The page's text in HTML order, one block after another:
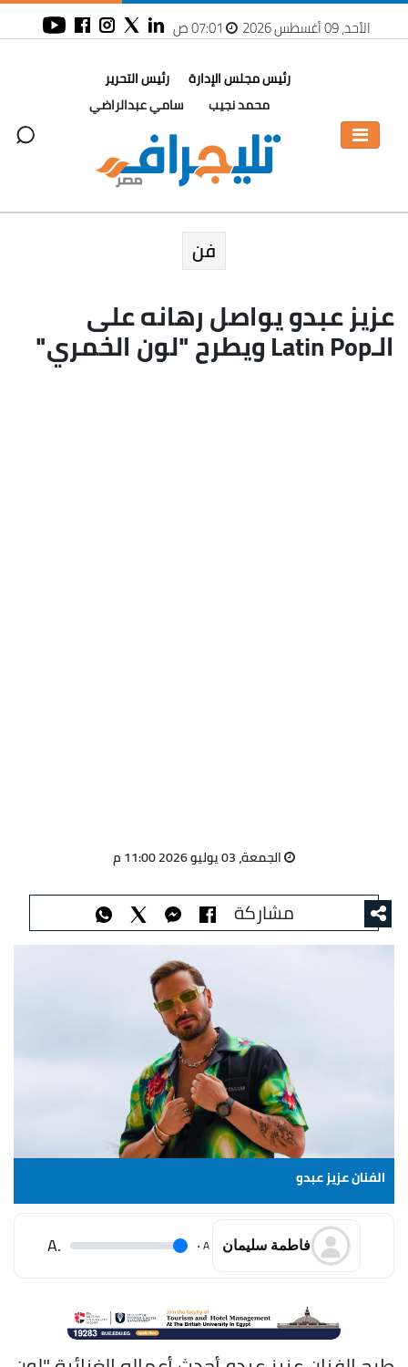
الأحد، 09 أغسطس 2026
رئيس مجلس الإدارة
محمد نجيب
رئيس التحرير
سامي عبدالراضي
فن
عزيز عبدو يواصل رهانه على
الـLatin Pop ويطرح "لون الخمري"
الجمعة، 03 يوليو 2026 11:00 م
مشاركة
الفنان عزيز عبدو
فاطمة سليمان A
.
.A